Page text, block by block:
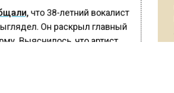
что 38-летний вокалист
Он раскрыл главный
Выяснилось, что артист